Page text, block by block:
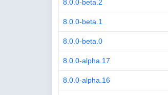
8.0.0-beta.2
8.0.0-beta.1
8.0.0-beta.0
8.0.0-alpha.17
8.0.0-alpha.16